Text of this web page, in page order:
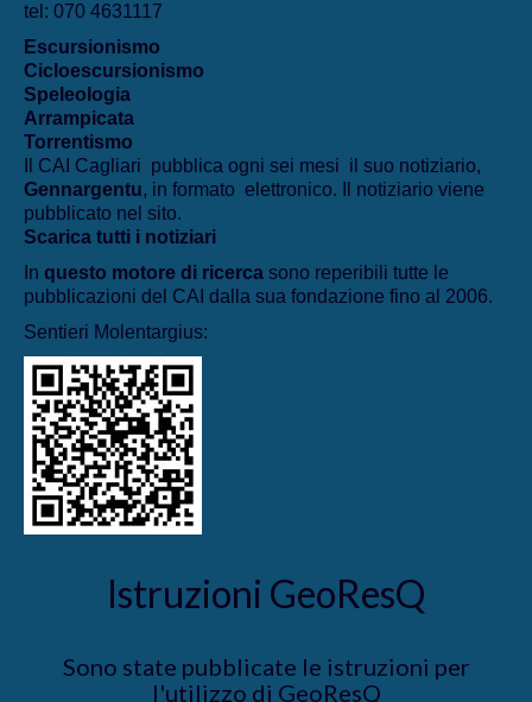
tel: 070 4631117
Escursionismo
Cicloescursionismo
Speleologia
Arrampicata
Torrentismo
Il CAI Cagliari pubblica ogni sei mesi il suo notiziario,
Gennargentu, in formato elettronico. Il notiziario viene
pubblicato nel sito.
Scarica tutti i notiziari
In questo motore di ricerca sono reperibili tutte le
pubblicazioni del CAI dalla sua fondazione fino al 2006.
Sentieri Molentargius:
Istruzioni GeoResQ
Sono state pubblicate le istruzioni per
l'utilizzo di GeoResQ